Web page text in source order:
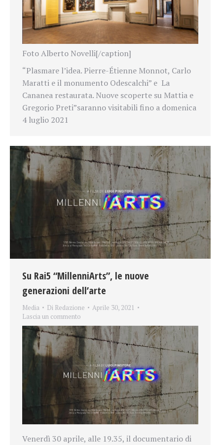
Foto Alberto Novelli[/caption]
“Plasmare l’idea. Pierre-Étienne Monnot, Carlo
Maratti e il monumento Odescalchi” e La
Cananea restaurata. Nuove scoperte su Mattia e
Gregorio Preti”saranno visitabili fino a domenica
4 luglio 2021
Su Rai5 “MillenniArts”, le nuove
generazioni dell’arte
Media Di Redazione
Aprile 30, 2021
Lascia un commento
Venerdì 30 aprile, alle 19.35, il documentario di